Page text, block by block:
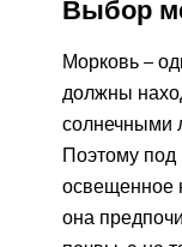
Выбор
Морковь –
должны
солнечными
Поэтому под
освещенное
она